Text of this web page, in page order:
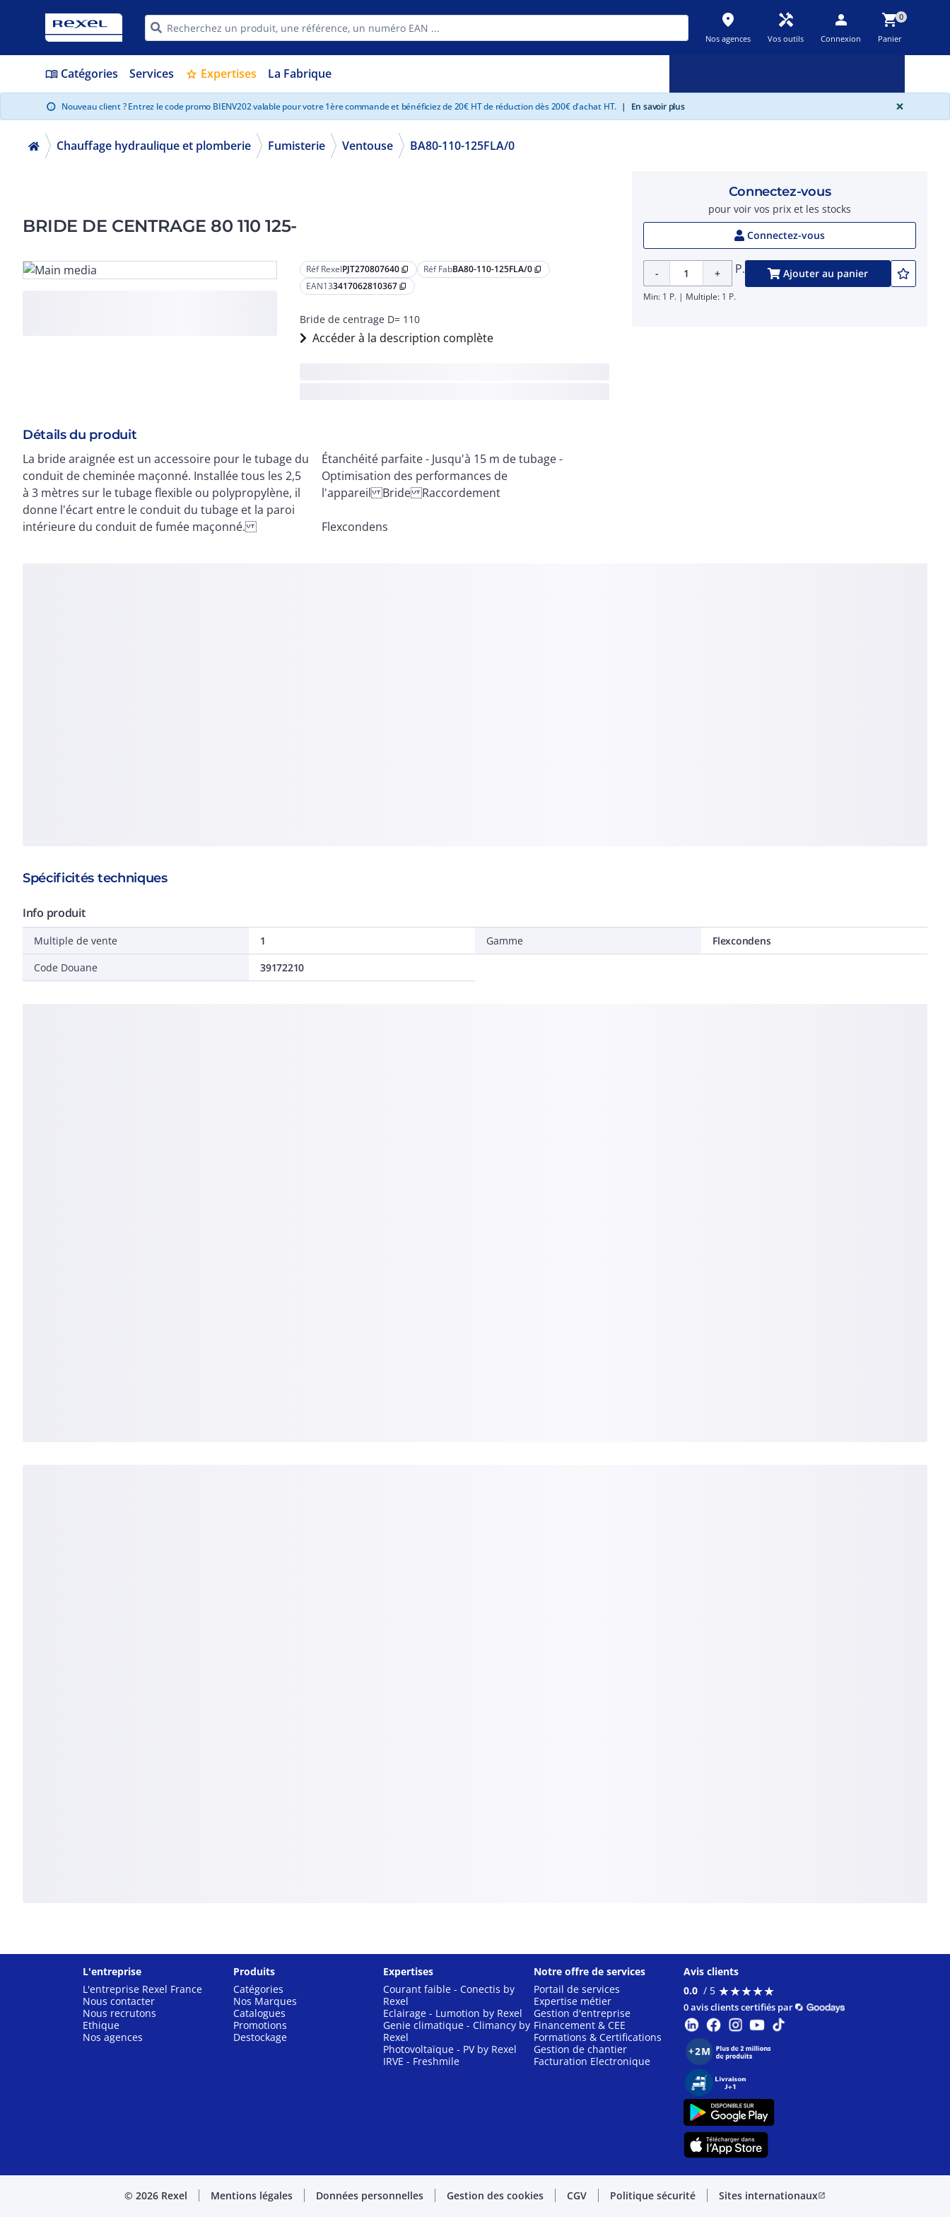
place
Nos agences
handyman
Vos outils
person
Connexion
shopping_cart0
Panier
menu_book Catégories Services star Expertises La Fabrique
info Nouveau client ? Entrez le code promo BIENV202 valable pour votre 1ère commande et bénéficiez de 20€ HT de réduction dès 200€ d'achat HT. | En savoir plus ×
Chauffage hydraulique et plomberie Fumisterie Ventouse BA80-110-125FLA/0
BRIDE DE CENTRAGE 80 110 125-
Réf RexelPJT270807640 content_copy Réf FabBA80-110-125FLA/0 content_copy
EAN133417062810367 content_copy
Bride de centrage D= 110
Accéder à la description complète
Détails du produit
La bride araignée est un accessoire pour le tubage du
conduit de cheminée maçonné. Installée tous les 2,5
à 3 mètres sur le tubage flexible ou polypropylène, il
donne l'écart entre le conduit du tubage et la paroi
intérieure du conduit de fumée maçonné.
Étanchéité parfaite - Jusqu'à 15 m de tubage -
Optimisation des performances de
l'appareil Bride Raccordement
Flexcondens
Connectez-vous
pour voir vos prix et les stocks
Connectez-vous
- + P. Ajouter au panier
Min: 1 P. | Multiple: 1 P.
Spécificités techniques
Info produit
Multiple de vente
1
Code Douane
39172210
Gamme Flexcondens
L'entreprise
L'entreprise Rexel France
Nous contacter
Nous recrutons
Ethique
Nos agences
Produits
Catégories
Nos Marques
Catalogues
Promotions
Destockage
Expertises
Courant faible - Conectis by
Rexel
Eclairage - Lumotion by Rexel
Genie climatique - Climancy by
Rexel
Photovoltaïque - PV by Rexel
IRVE - Freshmile
Notre offre de services
Portail de services
Expertise métier
Gestion d'entreprise
Financement & CEE
Formations & Certifications
Gestion de chantier
Facturation Electronique
Avis clients
0.0 / 5 ★★★★★
★★★★★
0 avis clients certifiés par
© 2026 Rexel Mentions légales Données personnelles Gestion des cookies CGV Politique sécurité Sites internationauxopen_in_new